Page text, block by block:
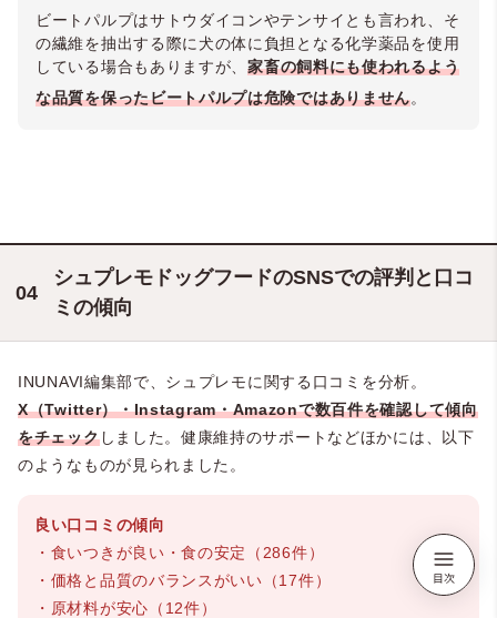
ビートパルプはサトウダイコンやテンサイとも言われ、そ
の繊維を抽出する際に犬の体に負担となる化学薬品を使用
している場合もありますが、家畜の飼料にも使われるよう
な品質を保ったビートパルプは危険ではありません。
シュプレモドッグフードのSNSでの評判と口コ
ミの傾向
INUNAVI編集部で、シュプレモに関する口コミを分析。
X（Twitter）・Instagram・Amazonで数百件を確認して傾向
をチェックしました。健康維持のサポートなどほかには、以下
のようなものが見られました。
良い口コミの傾向
・食いつきが良い・食の安定（286件）
・価格と品質のバランスがいい（17件）
・原材料が安心（12件）